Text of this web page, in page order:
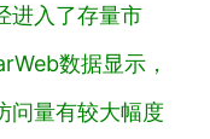
进入了存量市
数据显示，
问量有较大幅度